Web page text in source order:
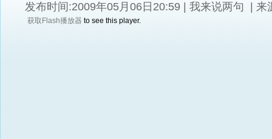
发布时间:2009年05月06日20:59 | 我来说两句 | 来
获取Flash播放器 to see this player.